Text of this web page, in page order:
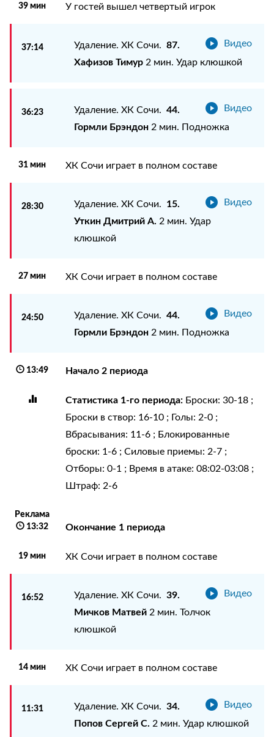
39 мин У гостей вышел четвертый игрок
37:14 Видео
Удаление. ХК Сочи. 87.
Хафизов Тимур2 мин. Удар клюшкой
36:23 Видео
Удаление. ХК Сочи. 44.
Гормли Брэндон2 мин. Подножка
31 мин ХК Сочи играет в полном составе
28:30 Видео
Удаление. ХК Сочи. 15.
Уткин Дмитрий А. 2 мин. Удар
клюшкой
27 мин ХК Сочи играет в полном составе
24:50 Видео
Удаление. ХК Сочи. 44.
Гормли Брэндон2 мин. Подножка
13:49 Начало 2 периода
Статистика 1-го периода: Броски: 30-18 ;
Броски в створ: 16-10 ; Голы: 2-0 ;
Вбрасывания: 11-6 ; Блокированные
броски: 1-6 ; Силовые приемы: 2-7 ;
Отборы: 0-1 ; Время в атаке: 08:02-03:08 ;
Штраф: 2-6
Реклама
13:32
Окончание 1 периода
19 мин ХК Сочи играет в полном составе
16:52 Видео
Удаление. ХК Сочи. 39.
Мичков Матвей2 мин. Толчок
клюшкой
14 мин ХК Сочи играет в полном составе
11:31 Видео
Удаление. ХК Сочи. 34.
Попов Сергей С. 2 мин. Удар клюшкой